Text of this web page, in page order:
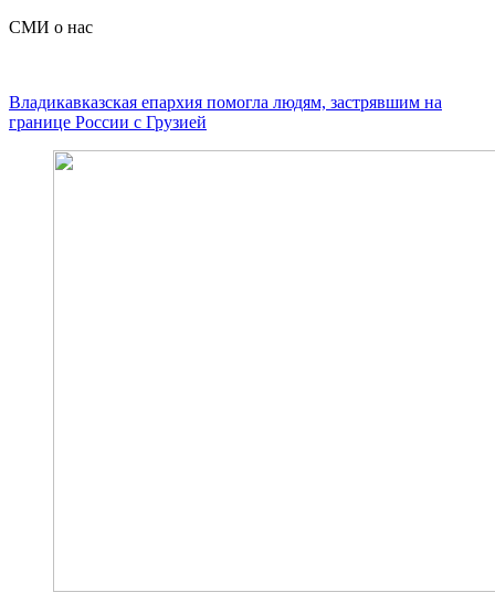
СМИ о нас
Владикавказская епархия помогла людям, застрявшим на
границе России с Грузией